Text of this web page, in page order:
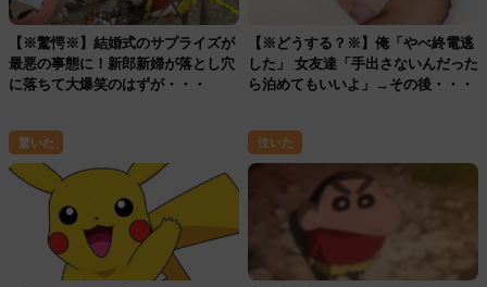
【※驚愕※】結婚式のサプライズが
最悪の事態に！新郎新婦が落とし穴
に落ちて大爆笑のはずが・・・
【※どうする？※】俺「やべ終電逃
した」 女友達「手出さないんだった
ら泊めてもいいよ」→その後・・・
驚いた 泣いた